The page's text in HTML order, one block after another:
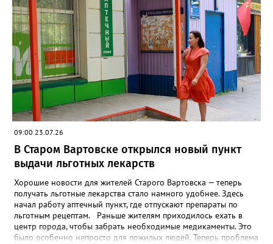
редким заболеванием. Под маской инсульта скрывался
токсоплазмоз головного мозга. Эта патология встречается
нечасто, а её симптомы настолько похожи на проявления
инсульта, что поставить верный диагноз бывает невероятно
сложно. Ситуация была критической: мужчина находился в
коме и был подключён к аппарату искусственной вентиляции
лёгких. Но команда Нижневартовской окружной клинической
больницы не сдалась. В первые же сутки благодаря
совместным усилиям анестезиологов‑реаниматологов,
неврологов и инфекционистов точный диагноз был
подтверждён, и врачи немедленно приступили к необходимой
нарушения удалось устранить, постепенно возвращаются речь
и привычные бытовые навыки. Впереди — курс реабилитации,
который поможет полностью восстановить силы. Фото:
www.pinterest.com
09:00 23.07.26
В Старом Вартовске открылся новый пункт
выдачи льготных лекарств
Хорошие новости для жителей Старого Вартовска — теперь
получать льготные лекарства стало намного удобнее. Здесь
начал работу аптечный пункт, где отпускают препараты по
льготным рецептам. Раньше жителям приходилось ехать в
центр города, чтобы забрать необходимые медикаменты. Это
было особенно непросто для пожилых людей. Теперь проблема